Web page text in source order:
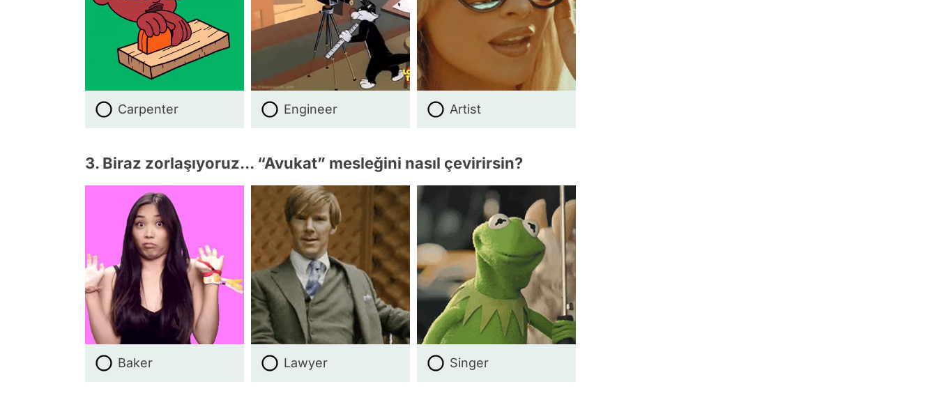
Carpenter Engineer Artist
3. Biraz zorlaşıyoruz... “Avukat” mesleğini nasıl çevirirsin?
Baker Lawyer Singer